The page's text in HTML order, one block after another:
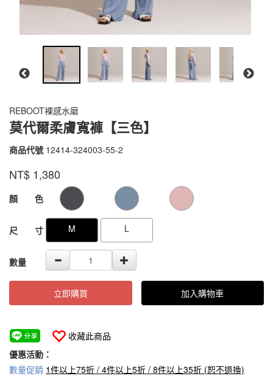
REBOOT裸感水磨
莫代爾柔膚寬褲【三色】
商品代號 12414-324003-55-2
12414-
55-
品牌 VOUX
NT$ 1,380
GOODS000000000000000105115
顏 色
尺 寸 M L
數量
立即購買 加入購物車
收藏此商品
優惠活動：
數量促銷 1件以上75折 / 4件以上5折 / 8件以上35折 (恕不退換)